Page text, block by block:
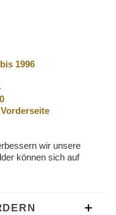
1996
wir unsere
können sich auf